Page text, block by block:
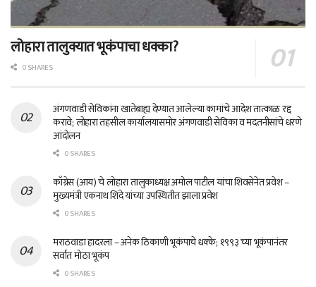
लोहारा तालुक्यात भूकंपाचा धक्का?
0 SHARES
अंगणवाडी सेविकांना खातेबाह्य देण्यात आलेल्या कामांचे आदेश तात्काळ रद्द
करावे; लोहारा तहसील कार्यालयासमोर अंगणवाडी सेविका व मदतनीसांचे धरणे
आंदोलन
0 SHARES
काँग्रेस (आय) चे लोहारा तालुकाध्यक्ष अमोल पाटील यांचा शिवसेनेत प्रवेश –
मुख्यमंत्री एकनाथ शिंदे यांच्या उपस्थितीत झाला प्रवेश
0 SHARES
मराठवाडा हादरला – अनेक ठिकाणी भूकंपाचे धक्के; १९९३ च्या भूकंपानंतर
सर्वात मोठा भूकंप
0 SHARES